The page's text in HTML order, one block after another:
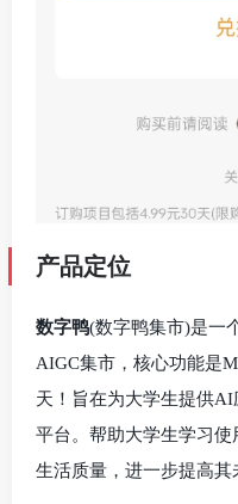
产品定位
数字鸭(数字鸭集市)是一
AIGC集市，核心功能是
天！旨在为大学生提供
平台。帮助大学生学习
生活质量，进一步提高其